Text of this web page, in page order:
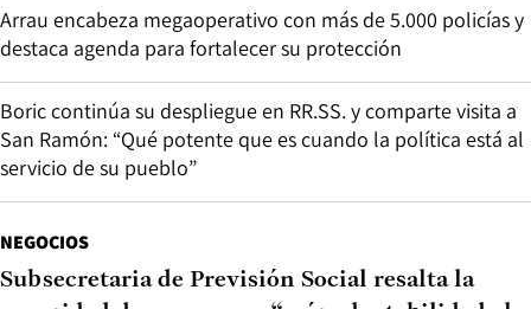
Arrau encabeza megaoperativo con más de 5.000 policías y
destaca agenda para fortalecer su protección
Boric continúa su despliegue en RR.SS. y comparte visita a
San Ramón: “Qué potente que es cuando la política está al
servicio de su pueblo”
NEGOCIOS
Subsecretaria de Previsión Social resalta la